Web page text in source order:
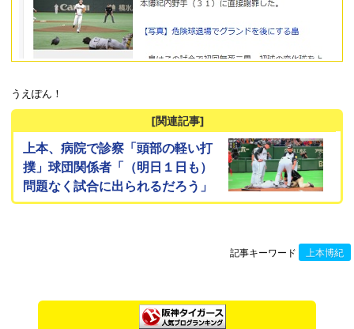
うえぽん！
[関連記事]
上本、病院で診察「頭部の軽い打
撲」球団関係者「（明日１日も）
問題なく試合に出られるだろう」
記事キーワード 上本博紀